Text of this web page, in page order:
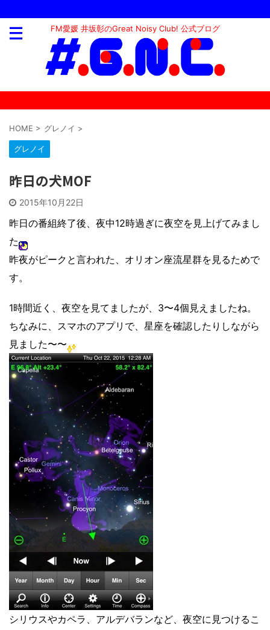
FM愛媛 井坂彰のGreat Noisy Club! 公式ブログ
HOME > グレノイ >
グレノイ
昨日の犬MOF
2015年10月22日
昨日の番組終了後、夜中12時過ぎに夜空を見上げてみまし
た
昨夜がピークと言われた、オリオン座流星群を見るためで
す。
1時間近く、夜空を見てましたが、3〜4個見えましたね。
ちなみに、スマホのアプリで、星座を確認したりしながら
見ました〜〜
シリウスやカペラ、アルデバランなど、夜空に見つけるこ